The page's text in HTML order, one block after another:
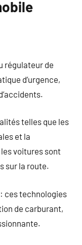
régulateur de
d’urgence,
telles que les
et la
voitures sont
sur la route.
ces technologies
de carburant,